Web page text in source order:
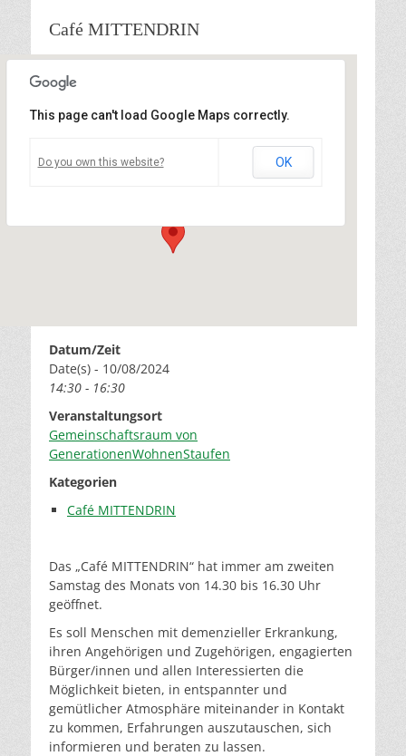
Café MITTENDRIN
This page can't load Google Maps correctly.
Do you own this website? OK
Datum/Zeit
Date(s) - 10/08/2024
14:30 - 16:30
Veranstaltungsort
Gemeinschaftsraum von
GenerationenWohnenStaufen
Kategorien
Café MITTENDRIN
Das „Café MITTENDRIN“ hat immer am zweiten
Samstag des Monats von 14.30 bis 16.30 Uhr
geöffnet.
Es soll Menschen mit demenzieller Erkrankung,
ihren Angehörigen und Zugehörigen, engagierten
Bürger/innen und allen Interessierten die
Möglichkeit bieten, in entspannter und
gemütlicher Atmosphäre miteinander in Kontakt
zu kommen, Erfahrungen auszutauschen, sich
informieren und beraten zu lassen.